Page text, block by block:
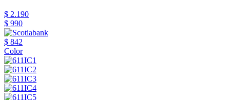
$ 2.190
$ 990
$ 842
Color